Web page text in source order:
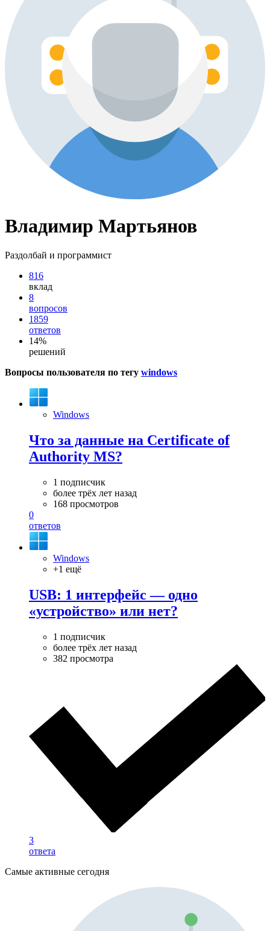
Владимир Мартьянов
Раздолбай и программист
816
вклад
8
вопросов
1859
ответов
14%
решений
Вопросы пользователя по тегу windows
Windows
Что за данные на Certificate of
Authority MS?
1 подписчик
более трёх лет назад
168 просмотров
0
ответов
Windows
+1 ещё
USB: 1 интерфейс — одно
«устройство» или нет?
1 подписчик
более трёх лет назад
382 просмотра
3
ответа
Самые активные сегодня